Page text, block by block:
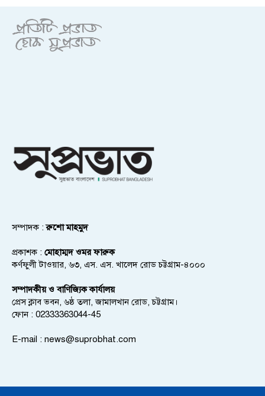
সম্পাদক :রুশো মাহমুদ
প্রকাশক : মোহাম্মদ ওমর ফারুক
কর্ণফুলী টাওয়ার, ৬৩, এস. এস. খালেদ রোড চট্টগ্রাম-৪০০০
সম্পাদকীয় ও বাণিজ্যিক কার্যালয়
প্রেস ক্লাব ভবন, ৬ষ্ঠ তলা, জামালখান রোড, চট্টগ্রাম।
ফোন : 02333363044-45
E-mail : news@suprobhat.com